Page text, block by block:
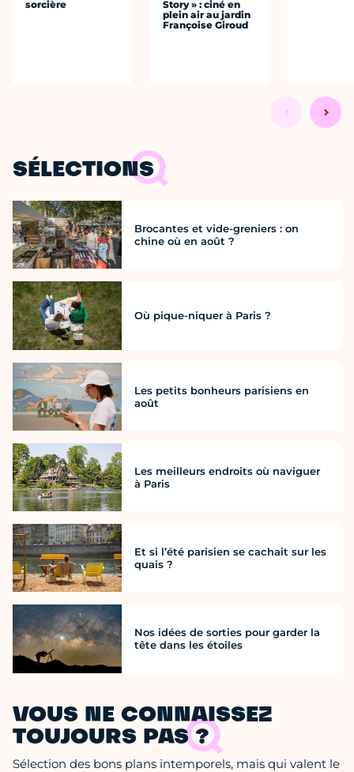
sorcière
Story » : ciné en
plein air au jardin
Françoise Giroud
SÉLECTIONS
Brocantes et vide-greniers : on
chine où en août ?
Où pique-niquer à Paris ?
Les petits bonheurs parisiens en
août
Les meilleurs endroits où naviguer
à Paris
Et si l’été parisien se cachait sur les
quais ?
Nos idées de sorties pour garder la
tête dans les étoiles
VOUS NE CONNAISSEZ
TOUJOURS PAS ?
Sélection des bons plans intemporels, mais qui valent le